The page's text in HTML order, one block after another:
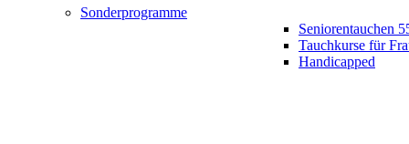
Sonderprogramme
Seniorentauchen
Tauchkurse für
Handicapped